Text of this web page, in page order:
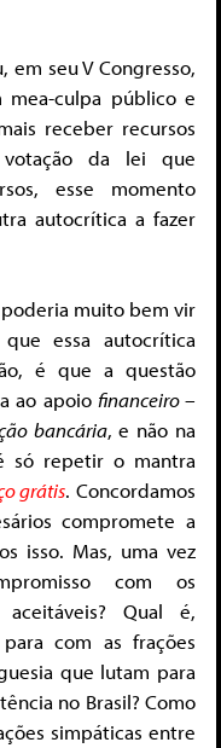
em seu V Congresso,
culpa público e
receber recursos
da lei que
esse momento
autocrítica a fazer
muito bem vir
essa autocrítica
é que a questão
ao apoio financeiro –
bancária, e não na
só repetir o mantra
grátis. Concordamos
compromete a
isso. Mas, uma vez
com os
Qual é,
com as frações
que lutam para
no Brasil? Como
simpáticas entre